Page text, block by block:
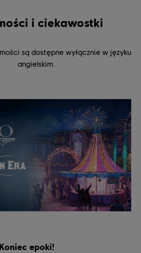
i ciekawostki
są dostępne wyłącznie w języku
angielskim.
epoki!